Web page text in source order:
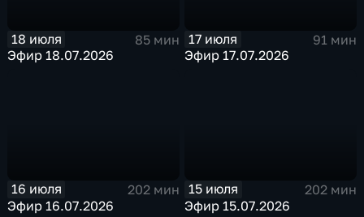
18 июля
85 мин
Эфир 18.07.2026
17 июля
91 мин
Эфир 17.07.2026
16 июля
202 мин
Эфир 16.07.2026
15 июля
202 мин
Эфир 15.07.2026